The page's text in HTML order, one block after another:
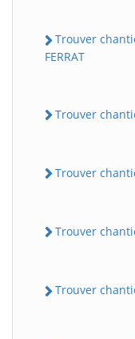
Trouver
FERRAT
Trouver
Trouver
Trouver
Trouver